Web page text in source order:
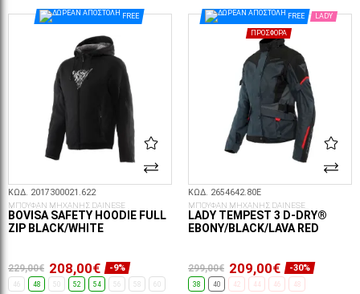
FREE
ΚΩΔ. 2017300021.622
ΜΠΟΥΦΑΝ ΜΗΧΑΝΗΣ DAINESE
BOVISA SAFETY HOODIE FULL
ZIP BLACK/WHITE
229,00€ 208,00€ -9%
46 48 50 52 54 56 58 60
FREE LADY
ΠΡΟΣΦΟΡΆ
ΚΩΔ. 2654642.80E
ΜΠΟΥΦΑΝ ΜΗΧΑΝΗΣ DAINESE
LADY TEMPEST 3 D-DRY®
EBONY/BLACK/LAVA RED
299,00€ 209,00€ -30%
38 40 42 44 46 48